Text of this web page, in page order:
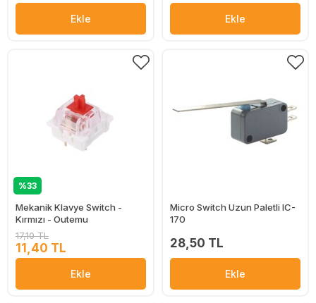
Ekle Ekle
%33
Mekanik Klavye Switch -
Kırmızı - Outemu
17,10 TL
11,40 TL
Ekle
Micro Switch Uzun Paletli IC-
170
28,50 TL
Ekle